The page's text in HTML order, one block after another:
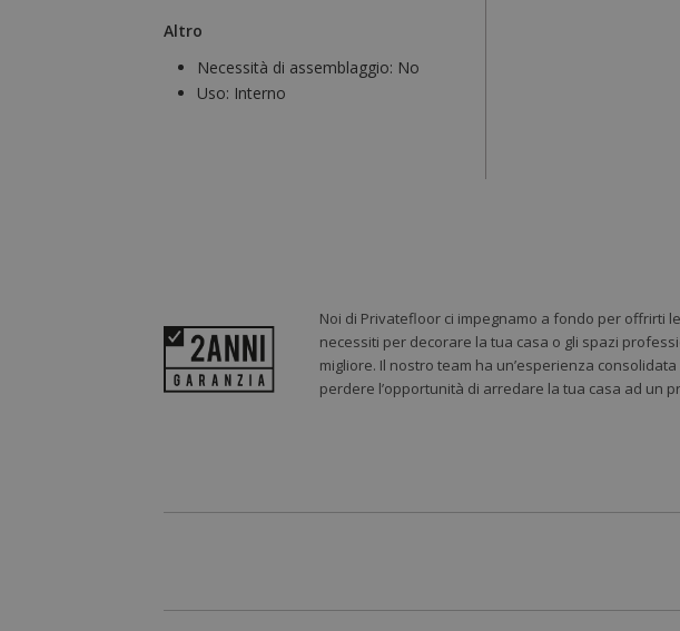
Altro
Necessità di assemblaggio: No
Uso: Interno
Noi di Privatefloor ci impegnamo a fondo per offrirti
necessiti per decorare la tua casa o gli spazi
migliore. Il nostro team ha un’esperienza
perdere l’opportunità di arredare la tua casa ad un